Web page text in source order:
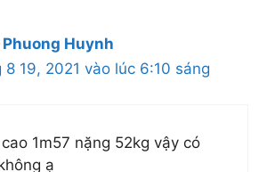
Huynh
8 19, 2021 vào lúc 6:10 sáng
1m57 nặng 52kg vậy có
ạ